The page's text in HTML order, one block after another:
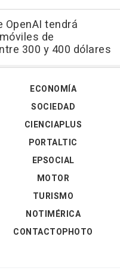
OpenAI tendrá
de
300 y 400 dólares
ECONOMÍA
SOCIEDAD
CIENCIAPLUS
PORTALTIC
EPSOCIAL
MOTOR
TURISMO
NOTIMÉRICA
CONTACTOPHOTO